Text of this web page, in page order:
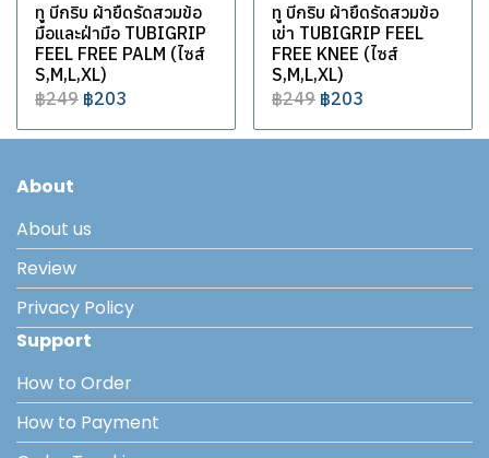
ทู บีกริบ ผ้ายืดรัดสวมข้อ
มือและฝ่ามือ TUBIGRIP
FEEL FREE PALM (ไซส์
S,M,L,XL)
฿249 ฿203
ทู บีกริบ ผ้ายืดรัดสวมข้อ
เข่า TUBIGRIP FEEL
FREE KNEE (ไซส์
S,M,L,XL)
฿249 ฿203
About
About us
Review
Privacy Policy
Support
How to Order
How to Payment